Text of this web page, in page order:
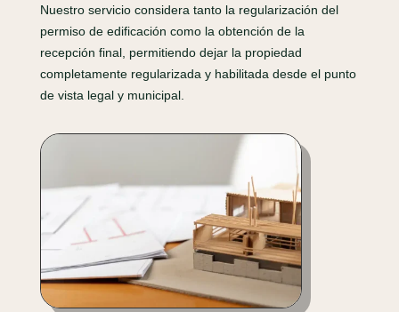
Nuestro servicio considera tanto la regularización del
permiso de edificación como la obtención de la
recepción final, permitiendo dejar la propiedad
completamente regularizada y habilitada desde el punto
de vista legal y municipal.